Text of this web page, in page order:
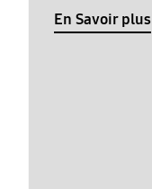
En Savoir plus